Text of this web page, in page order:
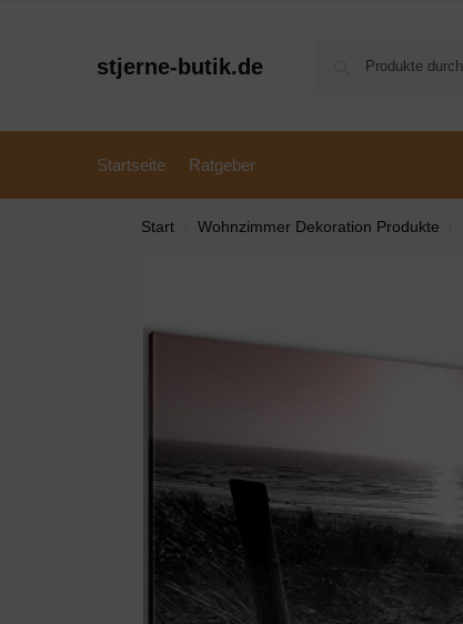
stjerne-butik.de
Startseite Ratgeber
Start Wohnzimmer Dekoration Produkte